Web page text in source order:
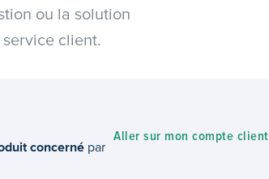
ou la solution
client.
concerné par
Aller sur mon compte client